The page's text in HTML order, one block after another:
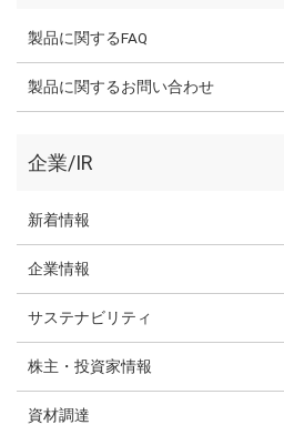
製品に関するFAQ
製品に関するお問い合わせ
企業/IR
新着情報
企業情報
サステナビリティ
株主・投資家情報
資材調達